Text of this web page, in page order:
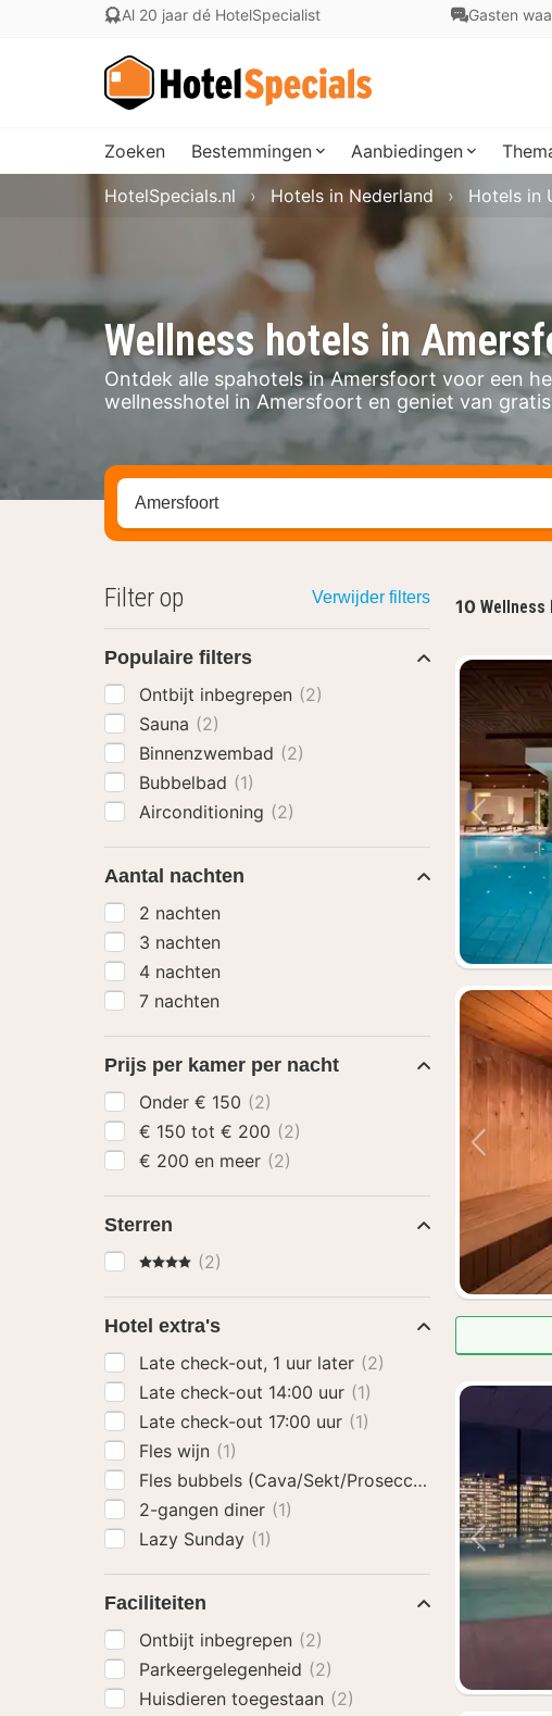
Al 20 jaar dé HotelSpecialist Gasten
Zoeken Bestemmingen Aanbiedingen
Wellness hotels in
Ontdek alle spahotels in Amersfoort voor een
wellnesshotel in Amersfoort en geniet van
HotelSpecials.nl Hotels in Nederland Hotels in
Zoek op hotel, regio of stad
10
Filter op Verwijder filters
Populaire filters
Ontbijt inbegrepen (2)
Sauna (2)
Binnenzwembad (2)
Bubbelbad (1)
Airconditioning (2)
Aantal nachten
2 nachten
3 nachten
4 nachten
7 nachten
Prijs per kamer per nacht
Onder € 150 (2)
€ 150 tot € 200 (2)
€ 200 en meer (2)
Sterren
4 Sterren
(2)
Hotel extra's
Late check-out, 1 uur later (2)
Late check-out 14:00 uur (1)
Late check-out 17:00 uur (1)
Fles wijn (1)
Fles bubbels (Cava/Sekt/Prosecco)
2-gangen diner (1)
Lazy Sunday (1)
Faciliteiten
Ontbijt inbegrepen (2)
Parkeergelegenheid (2)
Huisdieren toegestaan (2)